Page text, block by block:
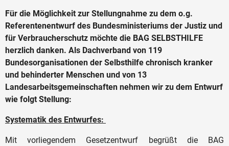
Für die Möglichkeit zur Stellungnahme zu dem o.g.
Referentenentwurf des Bundesministeriums der Justiz und
für Verbraucherschutz möchte die BAG SELBSTHILFE
herzlich danken. Als Dachverband von 119
Bundesorganisationen der Selbsthilfe chronisch kranker
und behinderter Menschen und von 13
Landesarbeitsgemeinschaften nehmen wir zu dem Entwurf
wie folgt Stellung:
Systematik des Entwurfes:
Mit vorliegendem Gesetzentwurf begrüßt die BAG